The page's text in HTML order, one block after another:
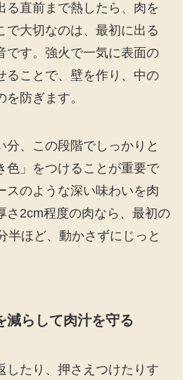
る直前まで熱したら、肉を
で大切なのは、最初に出る
です。強火で一気に表面の
ることで、壁を作り、中の
防ぎます。
分、この段階でしっかりと
色」をつけることが重要で
スのような深い味わいを肉
さ2cm程度の肉なら、最初の
半ほど、動かさずにじっと
減らして肉汁を守る
したり、押さえつけたりす